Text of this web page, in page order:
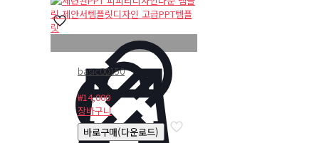
basic00150
₩14,000
장바구니
바로구매(다운로드)